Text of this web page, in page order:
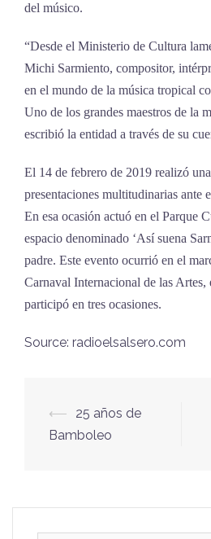
del músico.
“Desde el Ministerio de Cultura
Michi Sarmiento, compositor,
en el mundo de la música tropical
Uno de los grandes maestros de la
escribió la entidad a través de su
El 14 de febrero de 2019 realizó
presentaciones multitudinarias ante
En esa ocasión actuó en el Parque
espacio denominado ‘Así suena
padre. Este evento ocurrió en el
Carnaval Internacional de las
participó en tres ocasiones.
Source: radioelsalsero.com
Navegación
de
⟵
25 años de
Bamboleo